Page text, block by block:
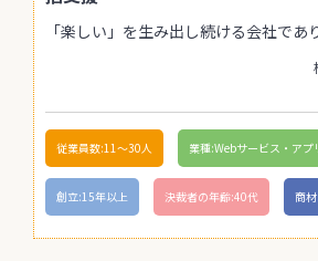
「楽しい」を生み出し続ける会社であ
従業員数:11〜30人 業種:Webサービス・アプ
創立:15年以上 決裁者の年齢:40代 商